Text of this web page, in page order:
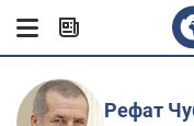
Рефат